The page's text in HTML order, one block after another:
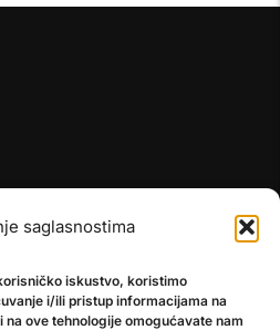
saglasnostima
iskustvo, koristimo
i/ili pristup informacijama na
ove tehnologije omogućavate nam